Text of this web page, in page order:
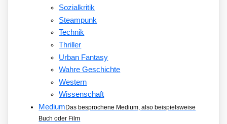
Sozialkritik
Steampunk
Technik
Thriller
Urban Fantasy
Wahre Geschichte
Western
Wissenschaft
Medium Das besprochene Medium, also beispielsweise
Buch oder Film